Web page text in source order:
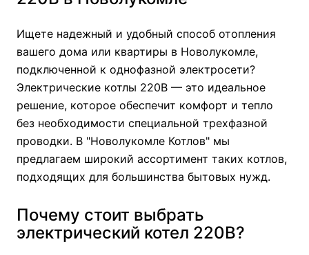
Ищете надежный и удобный способ отопления
вашего дома или квартиры в Новолукомле,
подключенной к однофазной электросети?
Электрические котлы 220В — это идеальное
решение, которое обеспечит комфорт и тепло
без необходимости специальной трехфазной
проводки. В "Новолукомле Котлов" мы
предлагаем широкий ассортимент таких котлов,
подходящих для большинства бытовых нужд.
Почему стоит выбрать
электрический котел 220В?